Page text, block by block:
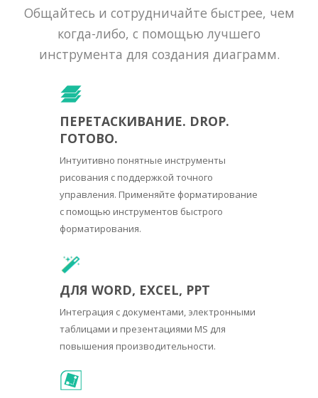
Общайтесь и сотрудничайте быстрее, чем
когда-либо, с помощью лучшего
инструмента для создания диаграмм.
ПЕРЕТАСКИВАНИЕ. DROP.
ГОТОВО.
Интуитивно понятные инструменты
рисования с поддержкой точного
управления. Применяйте форматирование
с помощью инструментов быстрого
форматирования.
ДЛЯ WORD, EXCEL, PPT
Интеграция с документами, электронными
таблицами и презентациями MS для
повышения производительности.